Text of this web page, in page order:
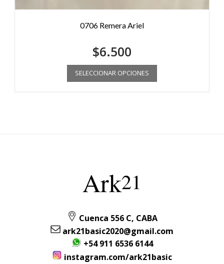
0706 Remera Ariel
$6.500
SELECCIONAR OPCIONES
Ark21
Cuenca 556 C, CABA
ark21basic2020@gmail.com
+54 911 6536 6144
instagram.com/ark21basic